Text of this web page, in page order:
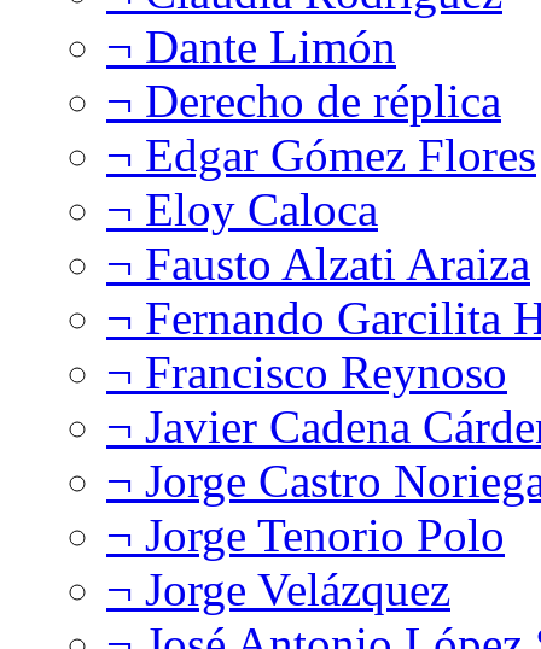
¬ Dante Limón
¬ Derecho de réplica
¬ Edgar Gómez Flores
¬ Eloy Caloca
¬ Fausto Alzati Araiza
¬ Fernando Garcilita
¬ Francisco Reynoso
¬ Javier Cadena
¬ Jorge Castro
¬ Jorge Tenorio Polo
¬ Jorge Velázquez